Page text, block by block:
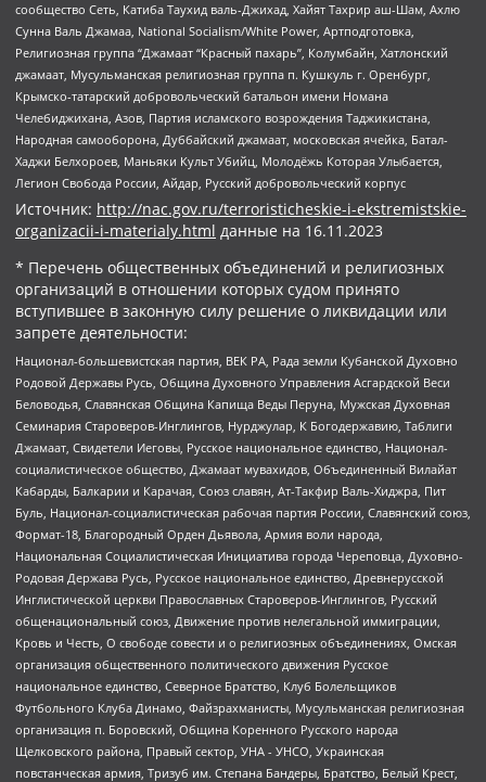
сообщество Сеть, Катиба Таухид валь-Джихад, Хайят Тахрир аш-Шам, Ахлю
Сунна Валь Джамаа, National Socialism/White Power, Артподготовка,
Религиозная группа “Джамаат “Красный пахарь”, Колумбайн, Хатлонский
джамаат, Мусульманская религиозная группа п. Кушкуль г. Оренбург,
Крымско-татарский добровольческий батальон имени Номана
Челебиджихана, Азов, Партия исламского возрождения Таджикистана,
Народная самооборона, Дуббайский джамаат, московская ячейка, Батал-
Хаджи Белхороев, Маньяки Культ Убийц, Молодёжь Которая Улыбается,
Легион Свобода России, Айдар, Русский добровольческий корпус
Источник: http://nac.gov.ru/terroristicheskie-i-ekstremistskie-
organizacii-i-materialy.html данные на 16.11.2023
* Перечень общественных объединений и религиозных
организаций в отношении которых судом принято
вступившее в законную силу решение о ликвидации или
запрете деятельности:
Национал-большевистская партия, ВЕК РА, Рада земли Кубанской Духовно
Родовой Державы Русь, Община Духовного Управления Асгардской Веси
Беловодья, Славянская Община Капища Веды Перуна, Мужская Духовная
Семинария Староверов-Инглингов, Нурджулар, К Богодержавию, Таблиги
Джамаат, Свидетели Иеговы, Русское национальное единство, Национал-
социалистическое общество, Джамаат мувахидов, Объединенный Вилайат
Кабарды, Балкарии и Карачая, Союз славян, Ат-Такфир Валь-Хиджра, Пит
Буль, Национал-социалистическая рабочая партия России, Славянский союз,
Формат-18, Благородный Орден Дьявола, Армия воли народа,
Национальная Социалистическая Инициатива города Череповца, Духовно-
Родовая Держава Русь, Русское национальное единство, Древнерусской
Инглистической церкви Православных Староверов-Инглингов, Русский
общенациональный союз, Движение против нелегальной иммиграции,
Кровь и Честь, О свободе совести и о религиозных объединениях, Омская
организация общественного политического движения Русское
национальное единство, Северное Братство, Клуб Болельщиков
Футбольного Клуба Динамо, Файзрахманисты, Мусульманская религиозная
организация п. Боровский, Община Коренного Русского народа
Щелковского района, Правый сектор, УНА - УНСО, Украинская
повстанческая армия, Тризуб им. Степана Бандеры, Братство, Белый Крест,